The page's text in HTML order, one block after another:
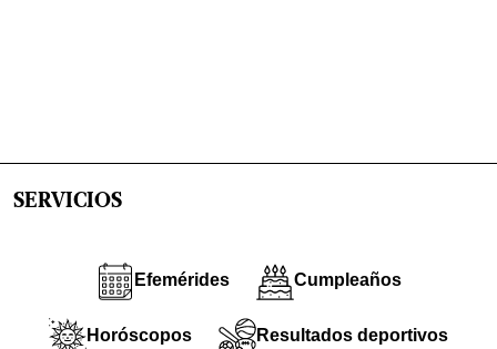
SERVICIOS
Efemérides Cumpleaños
Horóscopos Resultados deportivos